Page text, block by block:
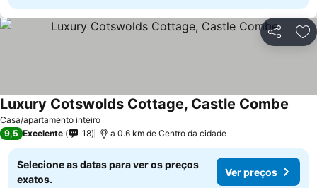
Partilhar
Casa/apartamento inteiro
Luxury Cotswolds Cottage, Castle Combe
9,5 Excelente 18 a 0.6 km de Centro da cidade
Selecione as datas para ver os preços
exatos.
Ver preços